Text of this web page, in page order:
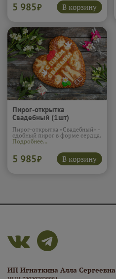
5 985₽ В корзину
Пирог-открытка
Свадебный (1шт)
Пирог-открытка «Свадебный» -
сдобный пирог в форме сердца.
Подробнее...
5 985₽ В корзину
ИП Игнаткина Алла Сергеевна